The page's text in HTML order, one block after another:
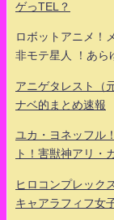
ゲっTEL？
ロボットアニメ！
非モテ星人 ！あら
アニゲタレスト（
ナベ的まとめ速報
ユカ・ヨネッフル
ト！害獣神アリ・
ヒロコンプレック
キャアラフィフ女